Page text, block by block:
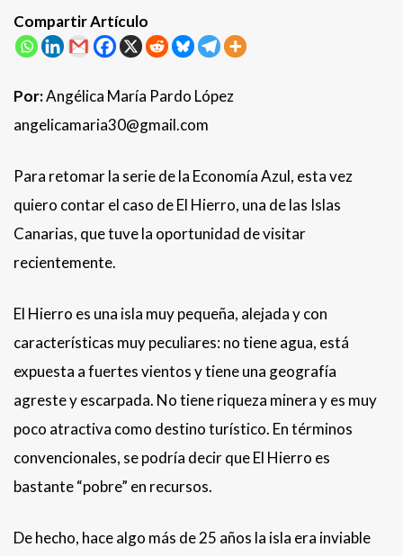
Compartir Artículo
Por:Angélica María Pardo López
angelicamaria30@gmail.com
Para retomar la serie de la Economía Azul, esta vez
quiero contar el caso de El Hierro, una de las Islas
Canarias, que tuve la oportunidad de visitar
recientemente.
El Hierro es una isla muy pequeña, alejada y con
características muy peculiares: no tiene agua, está
expuesta a fuertes vientos y tiene una geografía
agreste y escarpada. No tiene riqueza minera y es muy
poco atractiva como destino turístico. En términos
convencionales, se podría decir que El Hierro es
bastante “pobre” en recursos.
De hecho, hace algo más de 25 años la isla era inviable